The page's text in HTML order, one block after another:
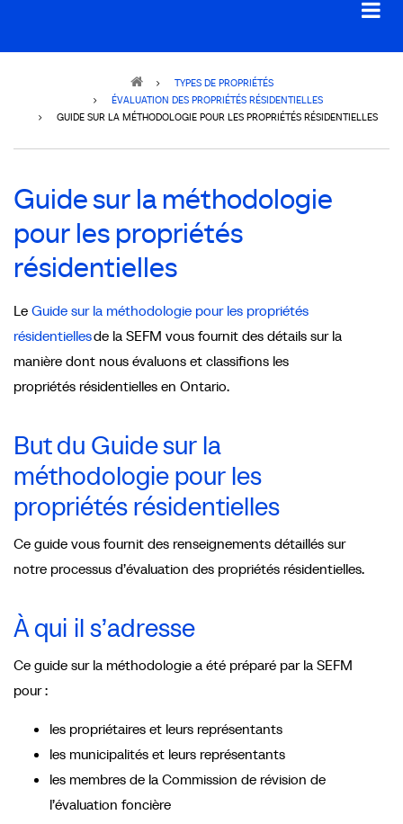
TYPES DE PROPRIÉTÉS
ÉVALUATION DES PROPRIÉTÉS RÉSIDENTIELLES
GUIDE SUR LA MÉTHODOLOGIE POUR LES PROPRIÉTÉS RÉSIDENTIELLES
Guide sur la méthodologie
pour les propriétés
résidentielles
Le Guide sur la méthodologie pour les propriétés
résidentiellesde la SEFM vous fournit des détails sur la
manière dont nous évaluons et classifions les
propriétés résidentielles en Ontario.
But du Guide sur la
méthodologie pour les
propriétés résidentielles
Ce guide vous fournit des renseignements détaillés sur
notre processus d’évaluation des propriétés résidentielles.
À qui il s’adresse
Ce guide sur la méthodologie a été préparé par la SEFM
pour :
les propriétaires et leurs représentants
les municipalités et leurs représentants
les membres de la Commission de révision de
l’évaluation foncière